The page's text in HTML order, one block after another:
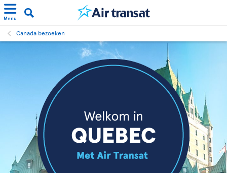
Menu
Canada bezoeken